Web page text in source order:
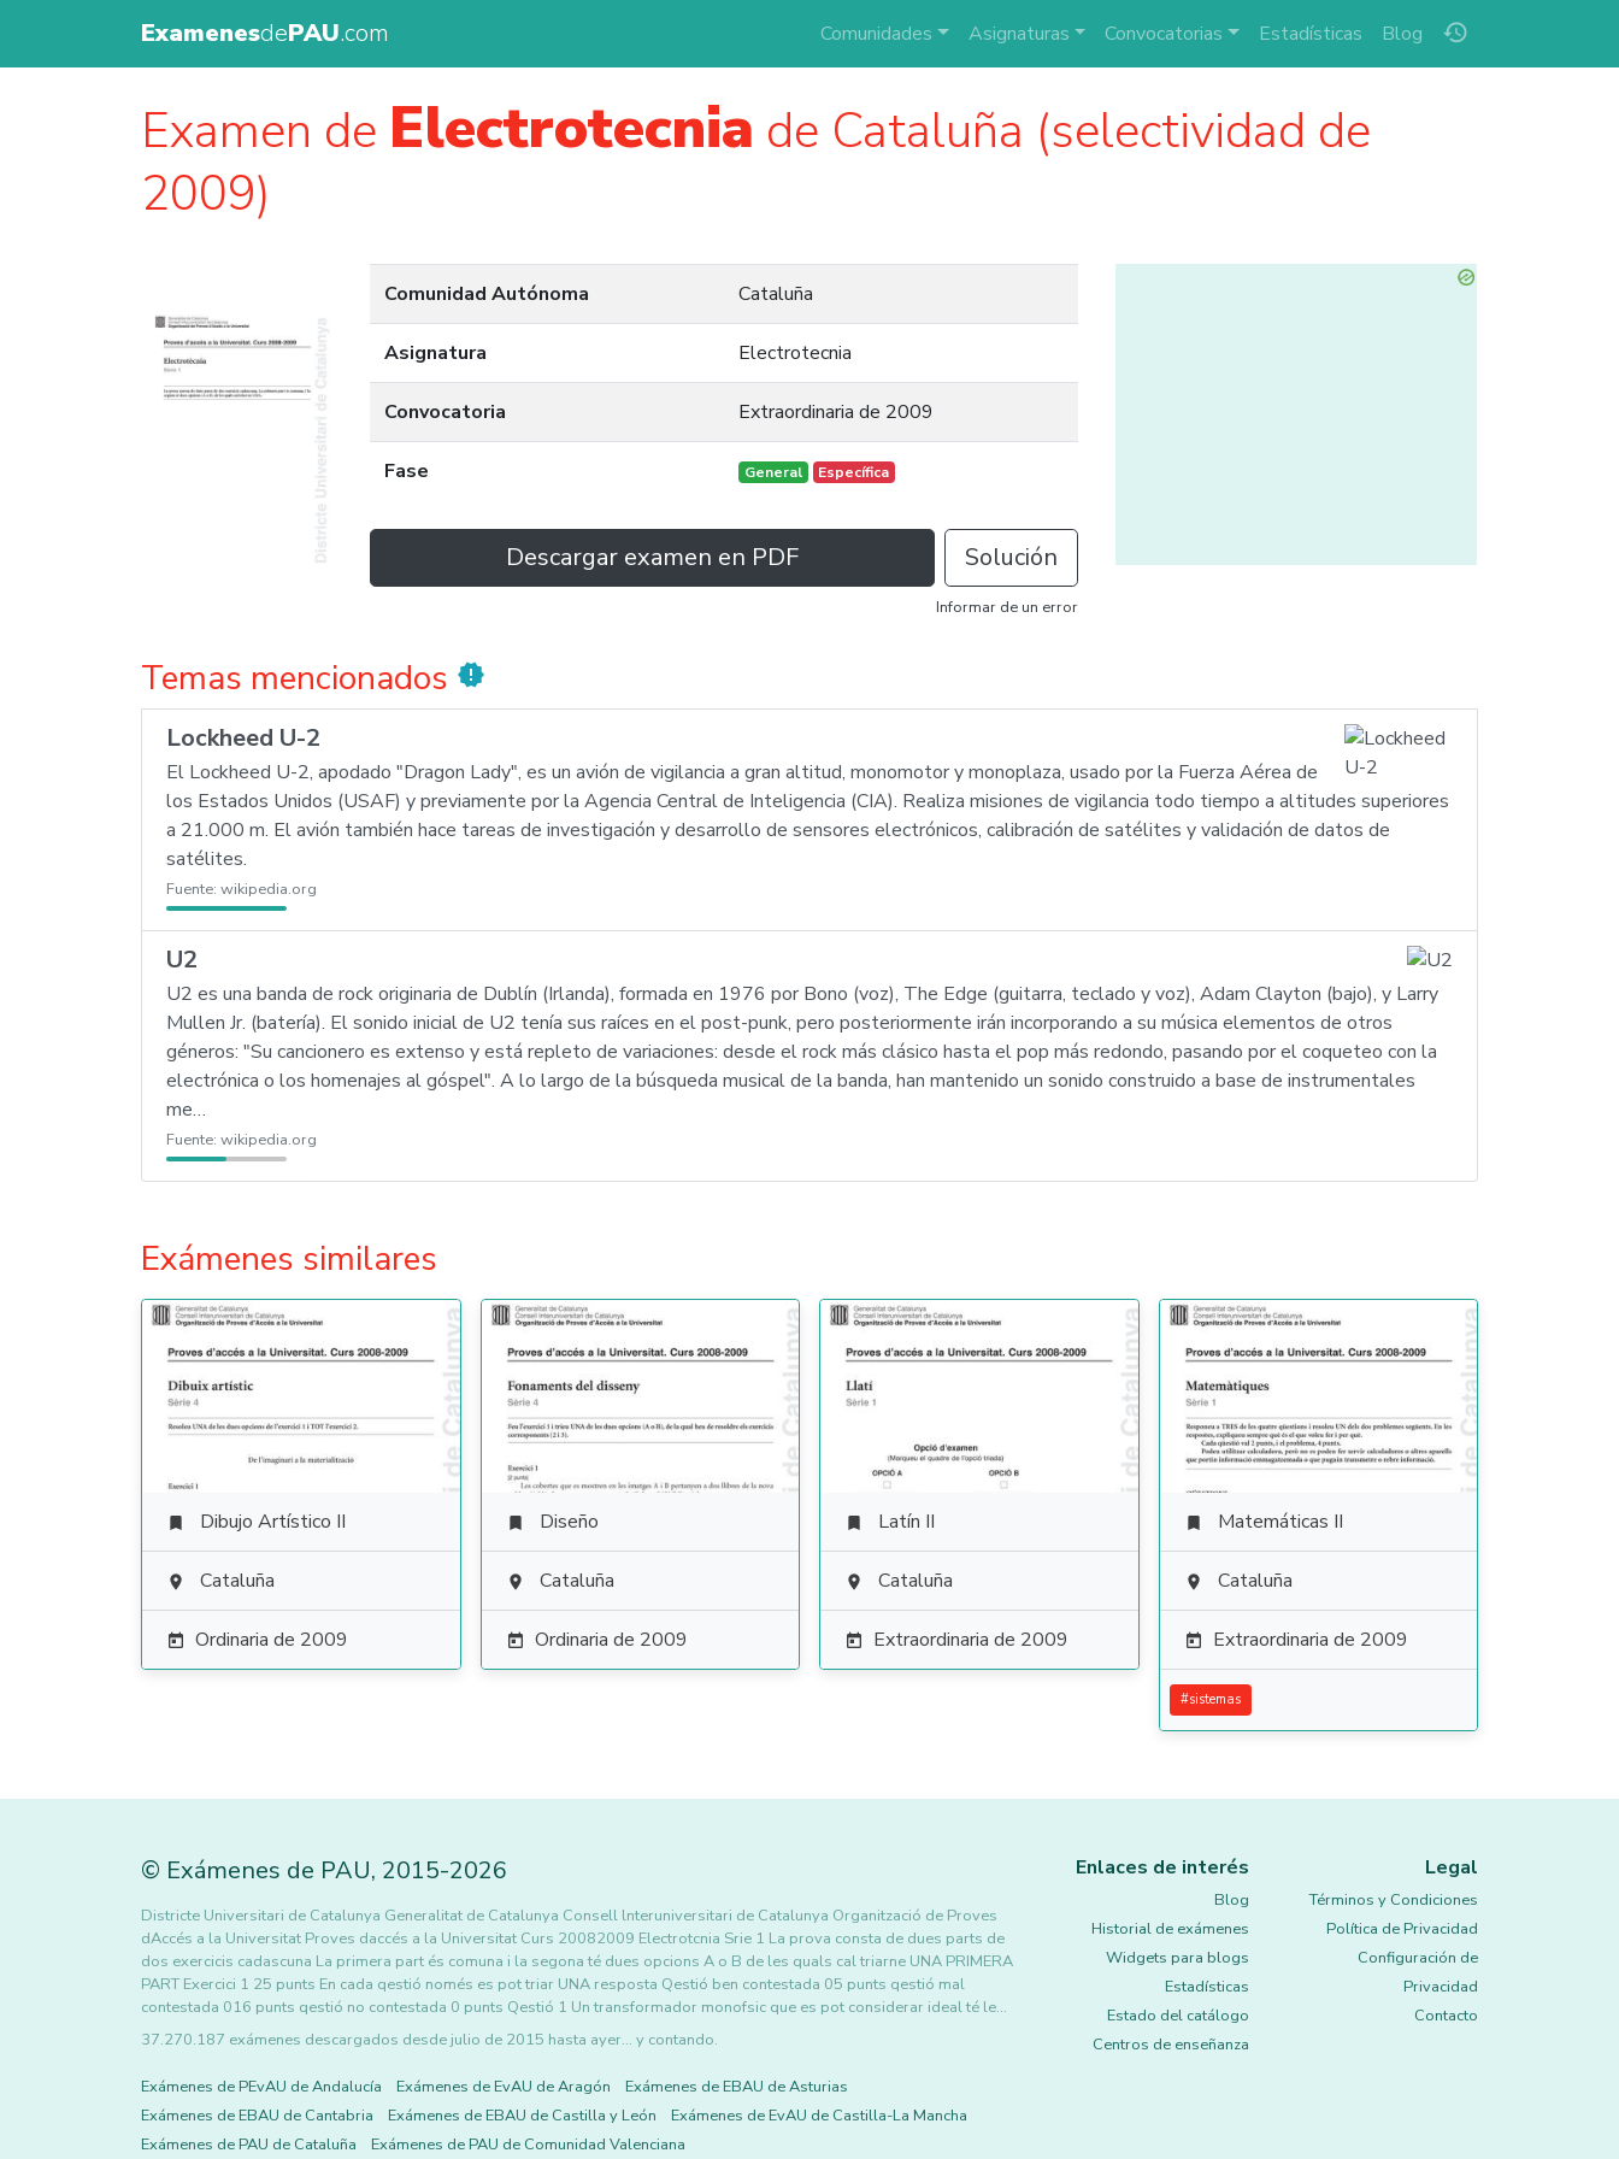
ExamenesdePAU.com history
Comunidades Asignaturas Convocatorias Estadísticas Blog
Examen de Electrotecnia de Cataluña (selectividad de
2009)
Comunidad Autónoma Cataluña
Asignatura Electrotecnia
Convocatoria Extraordinaria de 2009
Fase General Específica
Descargar examen en PDF Solución
Informar de un error
Temas mencionados new_releases
Lockheed U-2
El Lockheed U-2, apodado "Dragon Lady", es un avión de vigilancia a gran altitud, monomotor y monoplaza, usado por la Fuerza Aérea de
los Estados Unidos (USAF) y previamente por la Agencia Central de Inteligencia (CIA). Realiza misiones de vigilancia todo tiempo a altitudes superiores
a 21.000 m. El avión también hace tareas de investigación y desarrollo de sensores electrónicos, calibración de satélites y validación de datos de
satélites.
Fuente: wikipedia.org
U2
U2 es una banda de rock originaria de Dublín (Irlanda), formada en 1976 por Bono (voz), The Edge (guitarra, teclado y voz), Adam Clayton (bajo), y Larry
Mullen Jr. (batería). El sonido inicial de U2 tenía sus raíces en el post-punk, pero posteriormente irán incorporando a su música elementos de otros
géneros: "Su cancionero es extenso y está repleto de variaciones: desde el rock más clásico hasta el pop más redondo, pasando por el coqueteo con la
electrónica o los homenajes al góspel". A lo largo de la búsqueda musical de la banda, han mantenido un sonido construido a base de instrumentales
me…
Fuente: wikipedia.org
Exámenes similares
 Dibujo Artístico II
 Cataluña
 Ordinaria de 2009
 Diseño
 Cataluña
 Ordinaria de 2009
 Latín II
 Cataluña
 Extraordinaria de 2009
 Matemáticas II
 Cataluña
 Extraordinaria de 2009
#sistemas
© Exámenes de PAU, 2015-2026
Districte Universitari de Catalunya Generalitat de Catalunya Consell lnteruniversitari de Catalunya Organització de Proves
dAccés a la Universitat Proves daccés a la Universitat Curs 20082009 Electrotcnia Srie 1 La prova consta de dues parts de
dos exercicis cadascuna La primera part és comuna i la segona té dues opcions A o B de les quals cal triarne UNA PRIMERA
PART Exercici 1 25 punts En cada qestió només es pot triar UNA resposta Qestió ben contestada 05 punts qestió mal
contestada 016 punts qestió no contestada 0 punts Qestió 1 Un transformador monofsic que es pot considerar ideal té le…
37.270.187 exámenes descargados desde julio de 2015 hasta ayer... y contando.
Exámenes de PEvAU de Andalucía Exámenes de EvAU de Aragón
Exámenes de EBAU de Asturias
Exámenes de EBAU de Cantabria
Exámenes de EBAU de Castilla y León
Exámenes de EvAU de Castilla-La Mancha
Exámenes de PAU de Cataluña
Exámenes de PAU de Comunidad Valenciana
Enlaces de interés
Blog
Historial de exámenes
Widgets para blogs
Estadísticas
Estado del catálogo
Centros de enseñanza
Legal
Términos y Condiciones
Política de Privacidad
Configuración de
Privacidad
Contacto